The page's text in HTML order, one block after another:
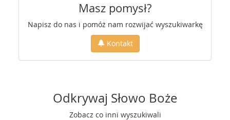
Masz pomysł?
Napisz do nas i pomóż nam rozwijać wyszukiwarkę
Kontakt
Odkrywaj Słowo Boże
Zobacz co inni wyszukiwali